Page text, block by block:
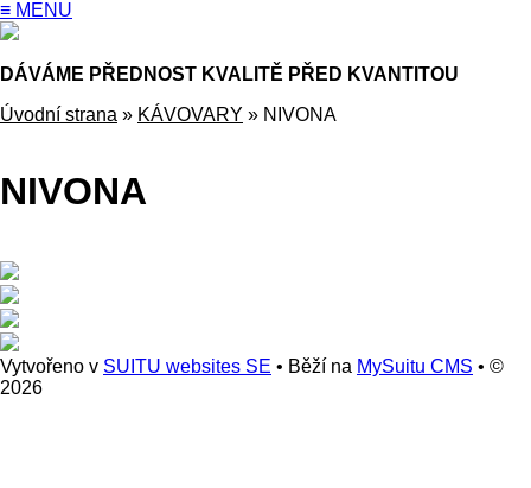
≡ MENU
DÁVÁME PŘEDNOST KVALITĚ PŘED KVANTITOU
Úvodní strana » KÁVOVARY » NIVONA
NIVONA
Vytvořeno v SUITU websites SE • Běží na MySuitu CMS • ©
2026